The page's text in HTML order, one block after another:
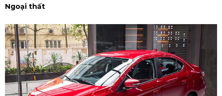
Ngoại thất